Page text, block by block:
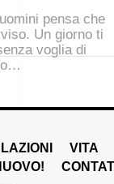
pensa che
Un giorno ti
voglia di
VITA